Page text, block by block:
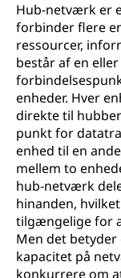
Hub-netværk er
forbinder flere
ressourcer,
består af en
enheder. Hver
direkte til
punkt for
enhed til en
mellem to
hub-netværk
hinanden,
tilgængelige for
Men det
kapacitet på
konkurrere om